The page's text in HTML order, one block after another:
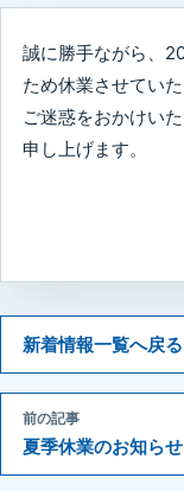
誠に勝手ながら、
ため休業させていた
ご迷惑をおかけい
申し上げます。
前の記事
夏季休業のお知ら
新着情報一覧へ戻る